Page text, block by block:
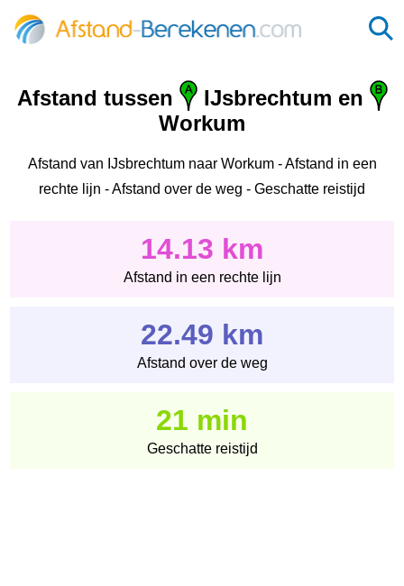
Afstand tussen
IJsbrechtum en
Workum
Afstand van IJsbrechtum naar Workum - Afstand in een
rechte lijn - Afstand over de weg - Geschatte reistijd
14.13 km
Afstand in een rechte lijn
22.49 km
Afstand over de weg
21 min
Geschatte reistijd